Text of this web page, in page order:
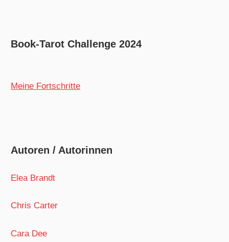
Book-Tarot Challenge 2024
Meine Fortschritte
Autoren / Autorinnen
Elea Brandt
Chris Carter
Cara Dee